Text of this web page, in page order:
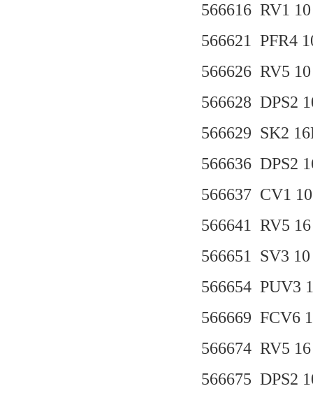
566616 RV1
566621 PFR4
566626 RV5
566628 DPS2
566629 SK2
566636 DPS2
566637 CV1
566641 RV5
566651 SV3
566654 PUV3
566669 FCV6
566674 RV5
566675 DPS2